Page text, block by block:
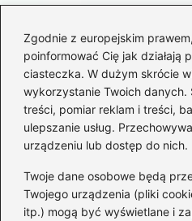
Zgodnie z europejskim
poinformować Cię jak działają
ciasteczka. W dużym skrócie
wykorzystanie Twoich danych.
treści, pomiar reklam i treści,
ulepszanie usług.
urządzeniu lub dostęp do nich.
Twoje dane osobowe będą
Twojego urządzenia (pliki
itp.) mogą być wyświetlane i
Warto podkreślić, że te
odzwierciedlają
także ilustrują dynamikę
państwami regionu. Na
Duda chciałby budować
współpracy.
Zobacz również:
Kto
ubiegać się o urząd